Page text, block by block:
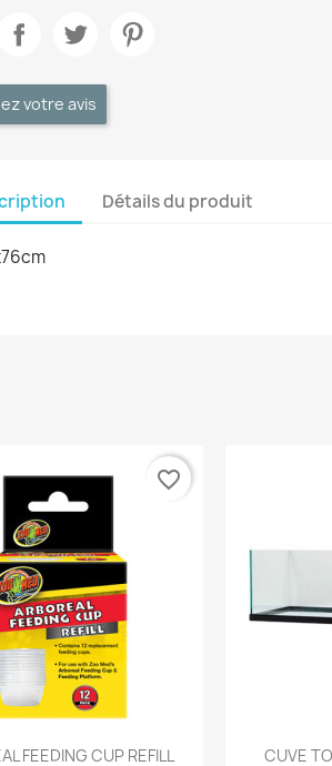
votre avis
Détails du produit
Aperçu rapide
FEEDING CUP REFILL
favorite_border

CUVE